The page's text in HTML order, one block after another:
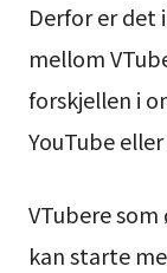
Derfor er det
mellom
forskjellen i
YouTube
VTubere
kan starte